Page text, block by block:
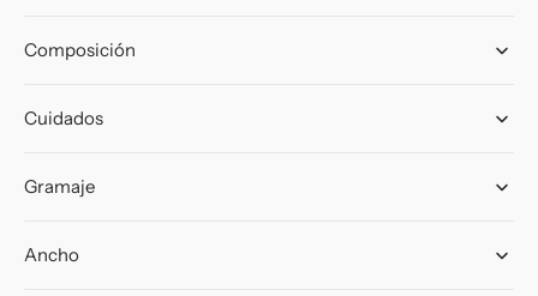
Composición
Cuidados
Gramaje
Ancho